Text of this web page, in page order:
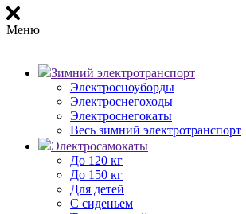
Меню
Зимний электротранспорт
Электросноуборды
Электроснегоходы
Электроснегокаты
Весь зимний электротранспорт
Электросамокаты
До 120 кг
До 150 кг
Для детей
С сиденьем